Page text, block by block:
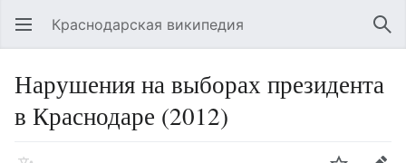
Открыть главное меню Краснодарская википедия
Нарушения на выборах президента
в Краснодаре (2012)